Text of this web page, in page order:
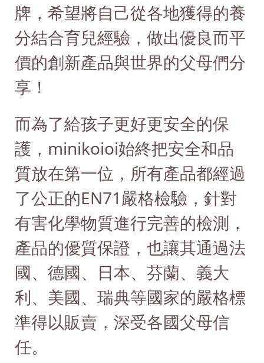
牌，希望將自己從各地獲得的養
分結合育兒經驗，做出優良而平
價的創新產品與世界的父母們分
享！
而為了給孩子更好更安全的保
護，minikoioi始終把安全和品
質放在第一位，所有產品都經過
了公正的EN71嚴格檢驗，針對
有害化學物質進行完善的檢測，
產品的優質保證，也讓其通過法
國、德國、日本、芬蘭、義大
利、美國、瑞典等國家的嚴格標
準得以販賣，深受各國父母信
任。